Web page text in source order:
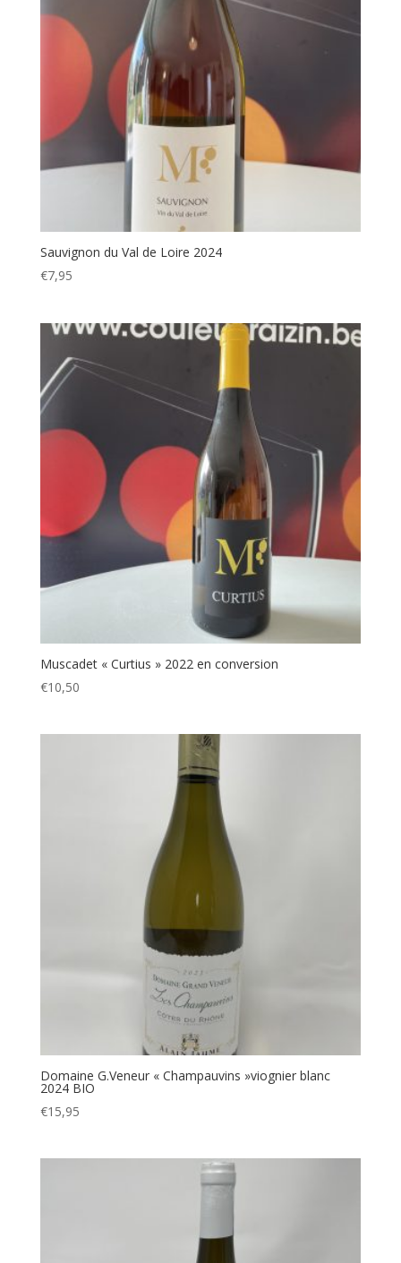
Sauvignon du Val de Loire 2024
€7,95
Muscadet « Curtius » 2022 en conversion
€10,50
Domaine G.Veneur « Champauvins »viognier blanc
2024 BIO
€15,95